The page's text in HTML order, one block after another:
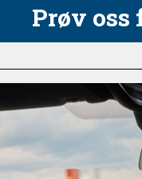
Prøv oss